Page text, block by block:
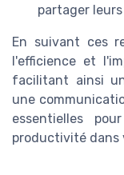
partager
En suivant ces
l'efficience et
facilitant ainsi
une
essentielles
productivité